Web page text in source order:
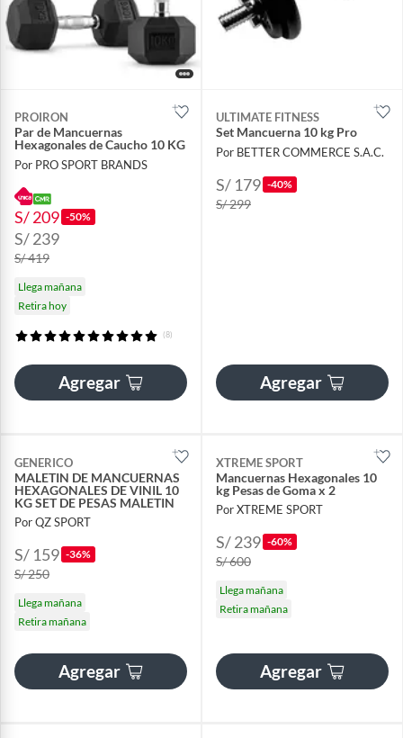
PROIRON
Par de Mancuernas
Hexagonales de Caucho 10 KG
Por PRO SPORT BRANDS
S/ 209 -50%
S/ 239
S/ 419
Llega mañana
Retira hoy
(8)
Agregar
ULTIMATE FITNESS
Set Mancuerna 10 kg Pro
Por BETTER COMMERCE S.A.C.
S/ 179 -40%
S/ 299
Agregar
GENERICO
MALETIN DE MANCUERNAS
HEXAGONALES DE VINIL 10
KG SET DE PESAS MALETIN
Por QZ SPORT
S/ 159 -36%
S/ 250
Llega mañana
Retira mañana
Agregar
XTREME SPORT
Mancuernas Hexagonales 10
kg Pesas de Goma x 2
Por XTREME SPORT
S/ 239 -60%
S/ 600
Llega mañana
Retira mañana
Agregar